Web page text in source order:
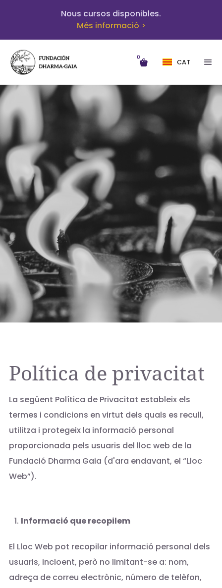
Nous cursos disponibles.
Més informació >
0
CAT
Política de privacitat
La següent Política de Privacitat estableix els
termes i condicions en virtut dels quals es recull,
utilitza i protegeix la informació personal
proporcionada pels usuaris del lloc web de la
Fundació Dharma Gaia (d'ara endavant, el “Lloc
Web”).
Informació que recopilem
El Lloc Web pot recopilar informació personal dels
usuaris, incloent, però no limitant-se a: nom,
adreça de correu electrònic, número de telèfon,